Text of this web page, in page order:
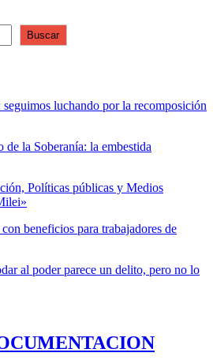
Buscar
seguimos luchando por la recomposición
la Soberanía: la embestida
Políticas públicas y Medios
beneficios para trabajadores de
al poder parece un delito, pero no lo